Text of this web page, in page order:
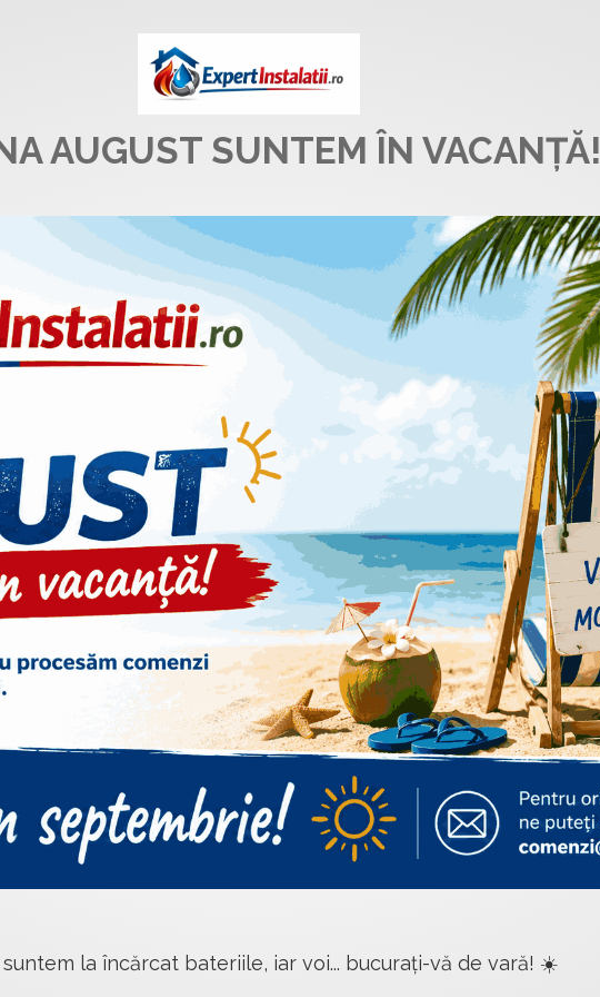
AUGUST SUNTEM ÎN VACANȚĂ!
suntem la încărcat bateriile, iar voi... bucurați-vă de vară! ☀️